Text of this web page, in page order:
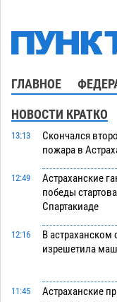
ГЛАВНОЕ
НОВОСТИ КРАТКО
13:13
Скончался
пожара в
12:49
Астраханские
победы
Спартакиаде
12:16
В астраханском
изрешетила
11:45
Астраханские